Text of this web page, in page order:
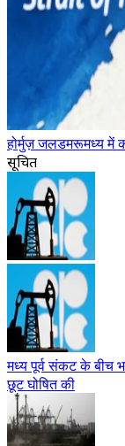
होर्मुज़ जलडमरूमध्य में
सूचित
मध्य पूर्व संकट के बीच
छूट घोषित की